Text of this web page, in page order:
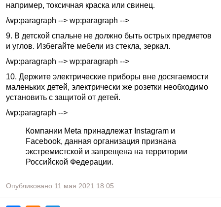
например, токсичная краска или свинец.
/wp:paragraph --> wp:paragraph -->
9. В детской спальне не должно быть острых предметов
и углов. Избегайте мебели из стекла, зеркал.
/wp:paragraph --> wp:paragraph -->
10. Держите электрические приборы вне досягаемости
маленьких детей, электрически же розетки необходимо
установить с защитой от детей.
/wp:paragraph -->
Компании Meta принадлежат Instagram и
Facebook, данная организация признана
экстремистской и запрещена на территории
Российской Федерации.
Опубликовано 11 мая 2021 18:05